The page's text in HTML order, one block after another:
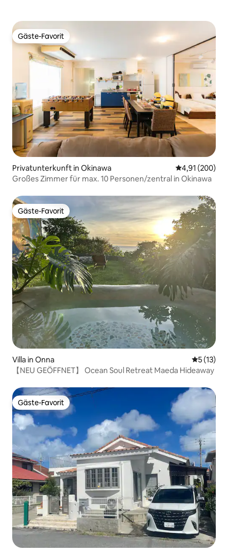
Gäste-Favorit
Gäste-Favorit
Privatunterkunft in Okinawa
4,91 (200)
Großes Zimmer für max. 10 Personen/zentral in Okinawa
Gäste-Favorit
Gäste-Favorit
Villa in Onna
5 (13)
【NEU GEÖFFNET】 Ocean Soul Retreat Maeda Hideaway
Gäste-Favorit
Gäste-Favorit